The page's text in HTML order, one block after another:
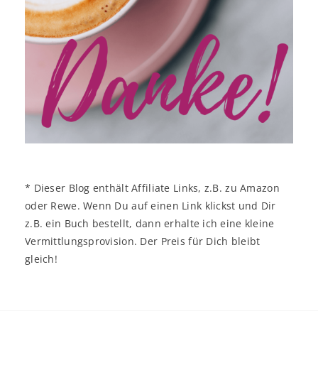
* Dieser Blog enthält Affiliate Links, z.B. zu Amazon
oder Rewe. Wenn Du auf einen Link klickst und Dir
z.B. ein Buch bestellt, dann erhalte ich eine kleine
Vermittlungsprovision. Der Preis für Dich bleibt
gleich!